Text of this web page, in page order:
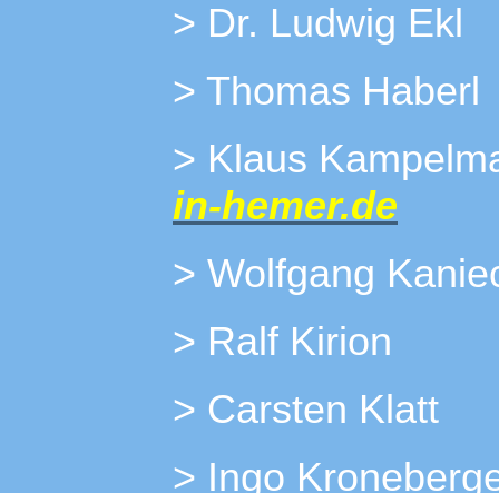
> Dr. Ludwig Ekl
> Thomas Haberl
> Klaus
in-hemer.de
> Wolfgang
> Ralf Kirion
> Carsten Klatt
> Ingo